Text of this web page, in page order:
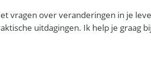
vragen over veranderingen in je
uitdagingen. Ik help je graag